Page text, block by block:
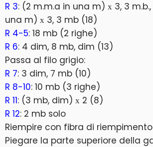
R 3: (2 m.m.a in una m) х 3, 3
una m) х 3, 3 mb (18)
R 4-5: 18 mb (2 righe)
R 6: 4 dim, 8 mb, dim (13)
Passa al filo grigio:
R 7: 3 dim, 7 mb (10)
R 8-10: 10 mb (3 righe)
R 11: (3 mb, dim) х 2 (8)
R 12: 2 mb solo
Riempire con fibra di
Piegare la parte superiore della